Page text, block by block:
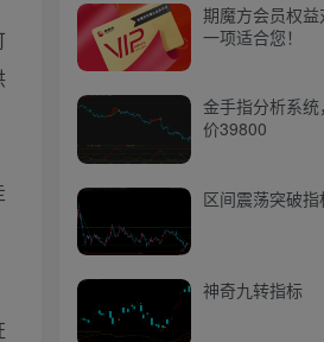
热门文章
1 【量化培训】第十节： QMT安装，
2 信号反转提前预知？魔改黄金
3 【量化培训】第四十八节：Matplotlib散点图、
期魔方会员权
一项适合您！
金手指分析系
价39800
区间震荡突破
神奇九转指标